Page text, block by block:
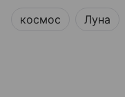
космос Луна